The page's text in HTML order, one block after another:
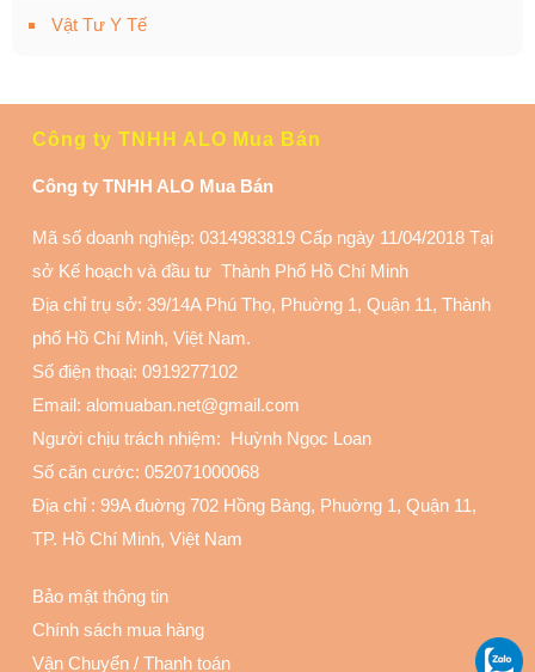
Vật Tư Y Tế
Công ty TNHH ALO Mua Bán
Công ty TNHH ALO Mua Bán
Mã số doanh nghiệp: 0314983819 Cấp ngày 11/04/2018 Tại
sở Kế hoạch và đầu tư Thành Phố Hồ Chí Minh
Địa chỉ trụ sở: 39/14A Phú Thọ, Phuờng 1, Quận 11, Thành
phố Hồ Chí Minh, Việt Nam.
Số điện thoại: 0919277102
Email: alomuaban.net@gmail.com
Người chịu trách nhiệm: Huỳnh Ngọc Loan
Số căn cước: 052071000068
Địa chỉ : 99A đuờng 702 Hồng Bàng, Phuờng 1, Quận 11,
TP. Hồ Chí Minh, Việt Nam
Bảo mật thông tin
Chính sách mua hàng
Vận Chuyển / Thanh toán